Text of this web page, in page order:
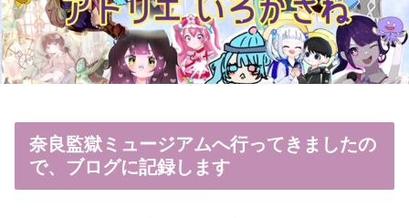
奈良監獄ミュージアムへ行ってきましたの
で、ブログに記録します